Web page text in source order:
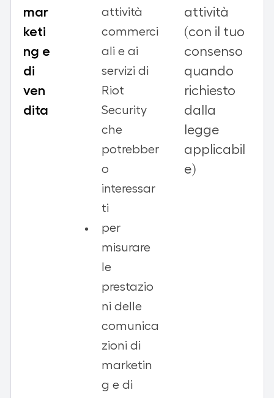
mar
keti
ng e
di
ven
dita
attività
commerci
ali e ai
servizi di
Riot
Security
che
potrebber
o
interessar
ti
per
misurare
le
prestazio
ni delle
comunica
zioni di
marketin
g e di
attività
(con il tuo
consenso
quando
richiesto
dalla
legge
applicabil
e)